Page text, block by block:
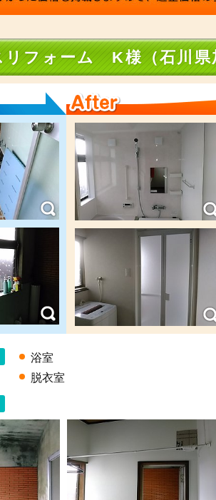
リフォーム K様（石川県
浴室
脱衣室